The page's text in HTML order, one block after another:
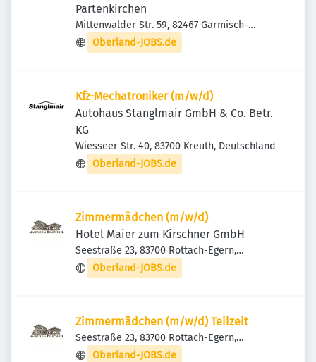
Partenkirchen
Mittenwalder Str. 59, 82467 Garmisch-
Partenkirchen, Deutschland
Oberland-JOBS.de
Kfz-Mechatroniker (m/w/d)
Autohaus Stanglmair GmbH & Co. Betr.
KG
Wiesseer Str. 40, 83700 Kreuth, Deutschland
Oberland-JOBS.de
Zimmermädchen (m/w/d)
Hotel Maier zum Kirschner GmbH
Seestraße 23, 83700 Rottach-Egern,
Deutschland
Oberland-JOBS.de
Zimmermädchen (m/w/d) Teilzeit
Seestraße 23, 83700 Rottach-Egern,
Deutschland
Oberland-JOBS.de